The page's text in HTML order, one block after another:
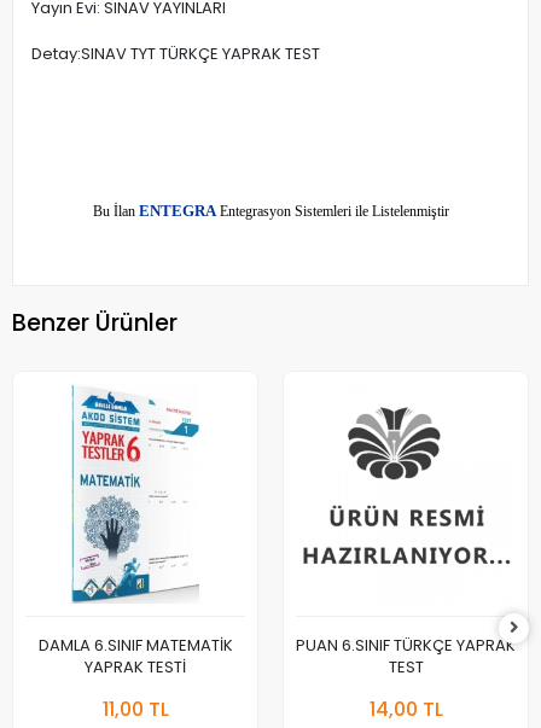
Yayın Evi: SINAV YAYINLARI
Detay:SINAV TYT TÜRKÇE YAPRAK TEST
Bu İlan ENTEGRAEntegrasyon Sistemleri ile Listelenmiştir
Benzer Ürünler
DAMLA 6.SINIF MATEMATİK
YAPRAK TESTİ
11,00 TL
PUAN 6.SINIF TÜRKÇE YAPRAK
TEST
14,00 TL